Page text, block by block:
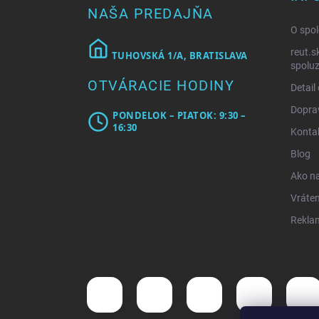
NAŠA PREDAJŇA
TUHOVSKÁ 1/A, BRATISLAVA
OTVÁRACIE HODINY
PONDELOK – PIATOK: 9:30 –
16:30
O
Detail
Blog
Ako